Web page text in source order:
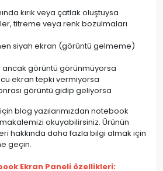
kırık veya çatlak oluştuysa
titreme veya renk bozulmaları
siyah ekran (görüntü gelmeme)
ancak görüntü görünmüyorsa
ekran tepki vermiyorsa
görüntü gidip geliyorsa
için blog yazılarımızdan notebook
okuyabilirsiniz. Ürünün
hakkında daha fazla bilgi almak için
geçin.
Ekran Paneli özellikleri: